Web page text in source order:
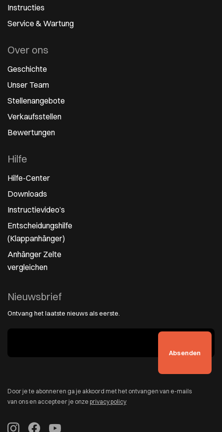
Instructies
Service & Wartung
Over ons
Geschichte
Unser Team
Stellenangebote
Verkaufsstellen
Bewertungen
Hilfe
Hilfe-Center
Downloads
Instructievideo’s
Entscheidungshilfe
(Klappanhänger)
Anhänger Zelte
vergleichen
Nieuwsbrief
Ontvang het laatste nieuws als eerste.
Door je te abonneren ga je akkoord met het ontvangen van e-mails
van ons en accepteer je onze privacy policy